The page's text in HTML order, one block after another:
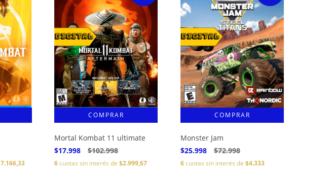
Mortal Kombat 11 ultimate
$17.998
$102.998
6cuotas sin interés de$2.999,67
Monster Jam
$25.998
$72.998
6cuotas sin interés de$4.333